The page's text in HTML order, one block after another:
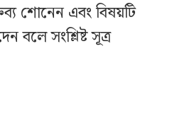
শোনেন এবং বিষয়টি
বলে সংশ্লিষ্ট সূত্র